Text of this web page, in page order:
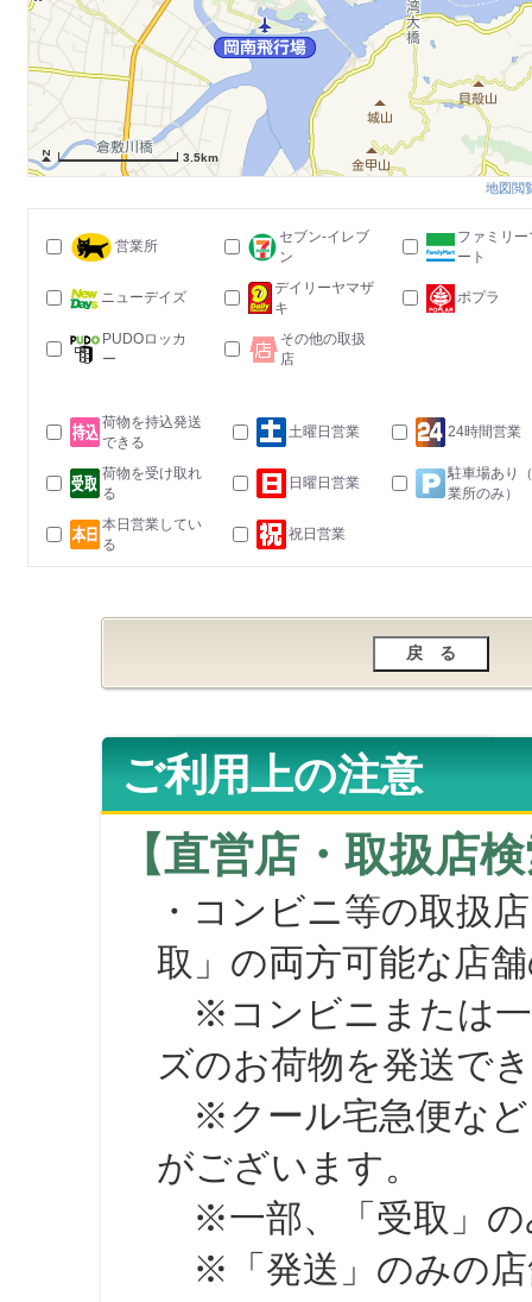
3.5km
地図閲
営業所
セブン-イレブ
ン
ファミリー
ート
ニューデイズ
デイリーヤマザ
キ
ポプラ
PUDOロッカ
ー
その他の取扱
店
荷物を持込発送
できる
土曜日営業 24時間営業
荷物を受け取れ
る
日曜日営業
駐車場あり
業所のみ）
本日営業してい
る
祝日営業
ご利用上の注意
【直営店・取扱店
・コンビニ等の取扱
取」の両方可能な店
※コンビニまたは一
ズのお荷物を発送で
※クール宅急便など
がございます。
※一部、「受取」の
※「発送」のみの店